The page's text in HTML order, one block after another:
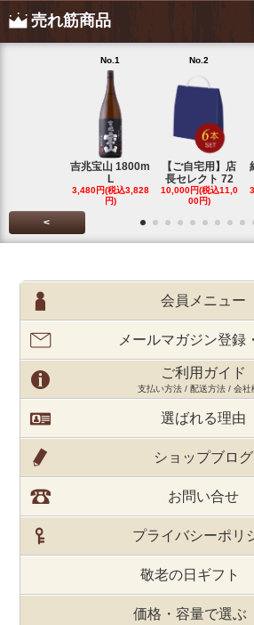
売れ筋商品
No.1
吉兆宝山 1800m
L
3,480円(税込3,828
円)
No.2
【ご自宅用】店
長セレクト 72
10,000円(税込11,0
00円)
<
会員メニュー
メールマガジン登録
ご利用ガイド
支払い方法 / 配送方法 / 会社
選ばれる理由
ショップブログ
お問い合せ
プライバシーポリ
敬老の日ギフト
価格・容量で選ぶ